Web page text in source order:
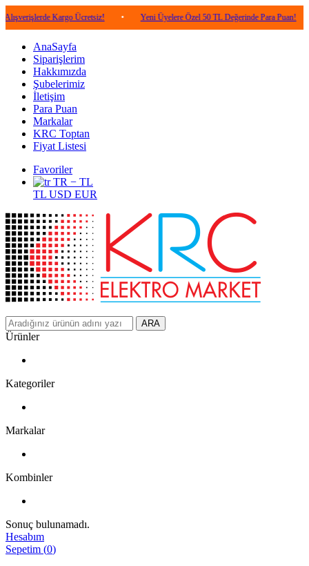
Kargo Ücretsiz! • Yeni Üyelere Özel 50 TL Değerinde Para Puan! •
AnaSayfa
Siparişlerim
Hakkımızda
Şubelerimiz
İletişim
Para Puan
Markalar
KRC Toptan
Fiyat Listesi
Favoriler
TR − TL
TL USD EUR
ARA
Ürünler
Kategoriler
Markalar
Kombinler
Sonuç bulunamadı.
Hesabım
Sepetim (0)